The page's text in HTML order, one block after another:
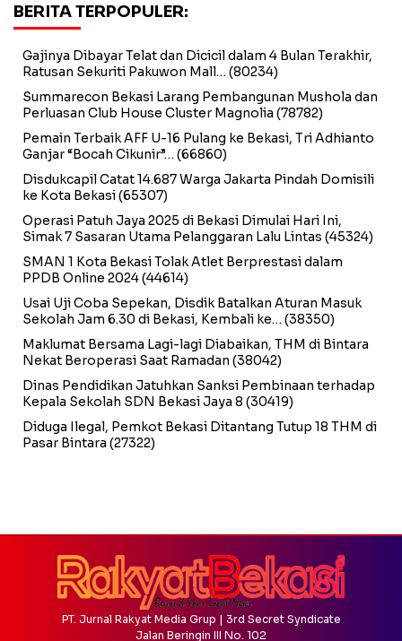
BERITA TERPOPULER:
Gajinya Dibayar Telat dan Dicicil dalam 4 Bulan Terakhir,
Ratusan Sekuriti Pakuwon Mall… (80234)
Summarecon Bekasi Larang Pembangunan Mushola dan
Perluasan Club House Cluster Magnolia (78782)
Pemain Terbaik AFF U-16 Pulang ke Bekasi, Tri Adhianto
Ganjar “Bocah Cikunir”… (66860)
Disdukcapil Catat 14.687 Warga Jakarta Pindah Domisili
ke Kota Bekasi(65307)
Operasi Patuh Jaya 2025 di Bekasi Dimulai Hari Ini,
Simak 7 Sasaran Utama Pelanggaran Lalu Lintas (45324)
SMAN 1 Kota Bekasi Tolak Atlet Berprestasi dalam
PPDB Online 2024(44614)
Usai Uji Coba Sepekan, Disdik Batalkan Aturan Masuk
Sekolah Jam 6.30 di Bekasi, Kembali ke… (38350)
Maklumat Bersama Lagi-lagi Diabaikan, THM di Bintara
Nekat Beroperasi Saat Ramadan (38042)
Dinas Pendidikan Jatuhkan Sanksi Pembinaan terhadap
Kepala Sekolah SDN Bekasi Jaya 8 (30419)
Diduga Ilegal, Pemkot Bekasi Ditantang Tutup 18 THM di
Pasar Bintara (27322)
PT. Jurnal Rakyat Media Grup | 3rd Secret Syndicate
Jalan Beringin III No. 102